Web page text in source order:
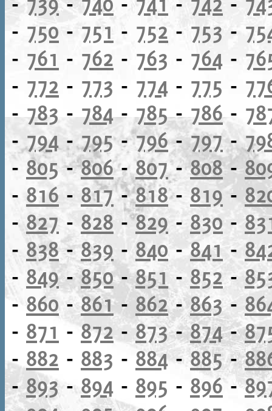
- 750 - 751 - 752 - 753 -
- 761 - 762 - 763 - 764 -
- 772 - 773 - 774 - 775 -
-783 -784-785-786-
- 794 -795-796-797-
- 805-806-807-808-
- 816 - 817-818- 819-
-827 -828 -829- 830 -
- 838-839 - 840-841 -
- 849-850-851 - 852 -
- 860 -861- 862-863-
- 871 -872 -873-874-
- 882 - 883 - 884-885-
-893-894 - 895 - 896-